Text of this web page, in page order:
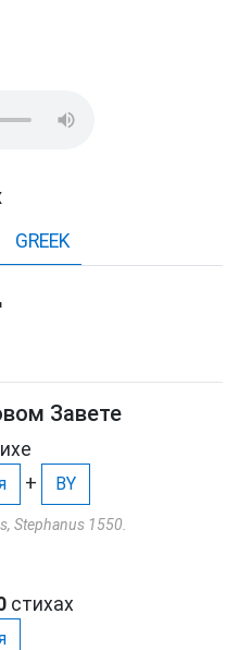
GREEK
Завете
+ BY
Stephanus 1550.
стихах